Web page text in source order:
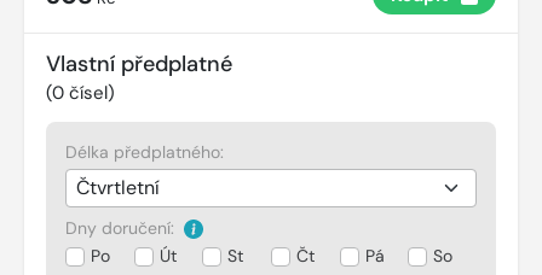
Vlastní předplatné
(0 čísel)
Délka předplatného:
Dny doručení:
Po
Út St Čt Pá So